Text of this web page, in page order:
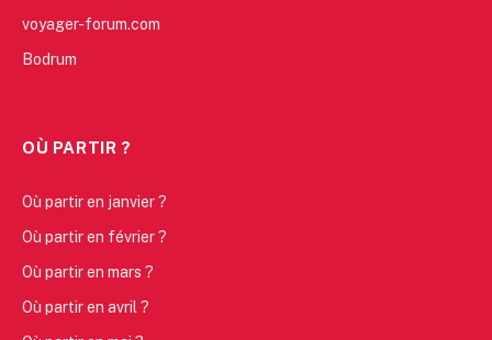
voyager-forum.com
Bodrum
OÙ PARTIR ?
Où partir en janvier ?
Où partir en février ?
Où partir en mars ?
Où partir en avril ?